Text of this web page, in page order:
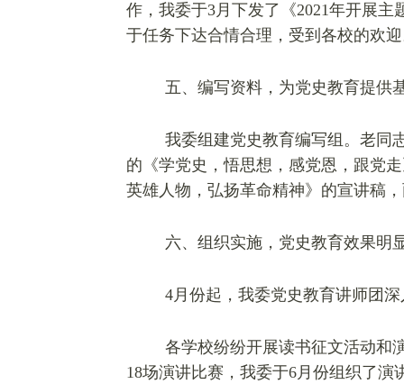
作，我委于3月下发了《2021年开展
于任务下达合情合理，受到各校的欢
五、编写资料，为党史教育提供
我委组建党史教育编写组。老同
的《学党史，悟思想，感党恩，跟党
英雄人物，弘扬革命精神》的宣讲稿
六、组织实施，党史教育效果明
4月份起，我委党史教育讲师团
各学校纷纷开展读书征文活动和
18场演讲比赛，我委于6月份组织了